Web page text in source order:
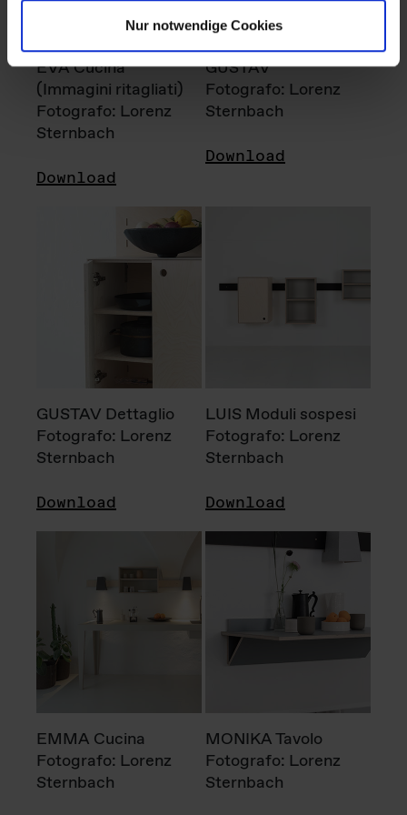
Nur notwendige Cookies
EVA Cucina
(Immagini ritagliati)
Fotografo: Lorenz
Sternbach
Download
GUSTAV
Fotografo: Lorenz
Sternbach
Download
GUSTAV Dettaglio
Fotografo: Lorenz
Sternbach
Download
LUIS Moduli sospesi
Fotografo: Lorenz
Sternbach
Download
EMMA Cucina
Fotografo: Lorenz
Sternbach
MONIKA Tavolo
Fotografo: Lorenz
Sternbach